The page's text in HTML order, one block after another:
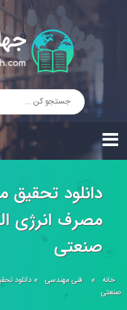
دانلود تحقیق
مصرف انرژی
صنعتی
خانه » فنی مهندسی »دانلود
صنعتی